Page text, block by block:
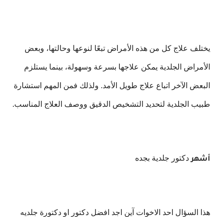
يختلف علاج كل من هذه الأمراض تبعًا لنوعها وحالتها، وبعض
الأمراض الجلدية يمكن علاجها بسرعة وسهولة، بينما يستلزم
البعض الآخر اتباع علاج طويل الأمد. ولذلك فمن المهم استشارة
طبيب الجلدية لتحديد التشخيص الدقيق ووصف العلاج المناسب.
أشهر دكتور جلدية بجده
‫هذا السؤال احد الاخوات آين اجد افضل دكتور او دكتورة جلديه